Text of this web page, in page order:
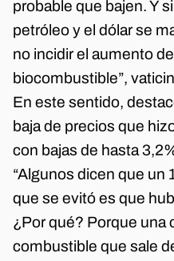
probable que bajen. Y
petróleo y el dólar se
no incidir el aumento
biocombustible”,
En este sentido,
baja de precios que
con bajas de hasta
“Algunos dicen que un
que se evitó es que
¿Por qué? Porque una
combustible que sale